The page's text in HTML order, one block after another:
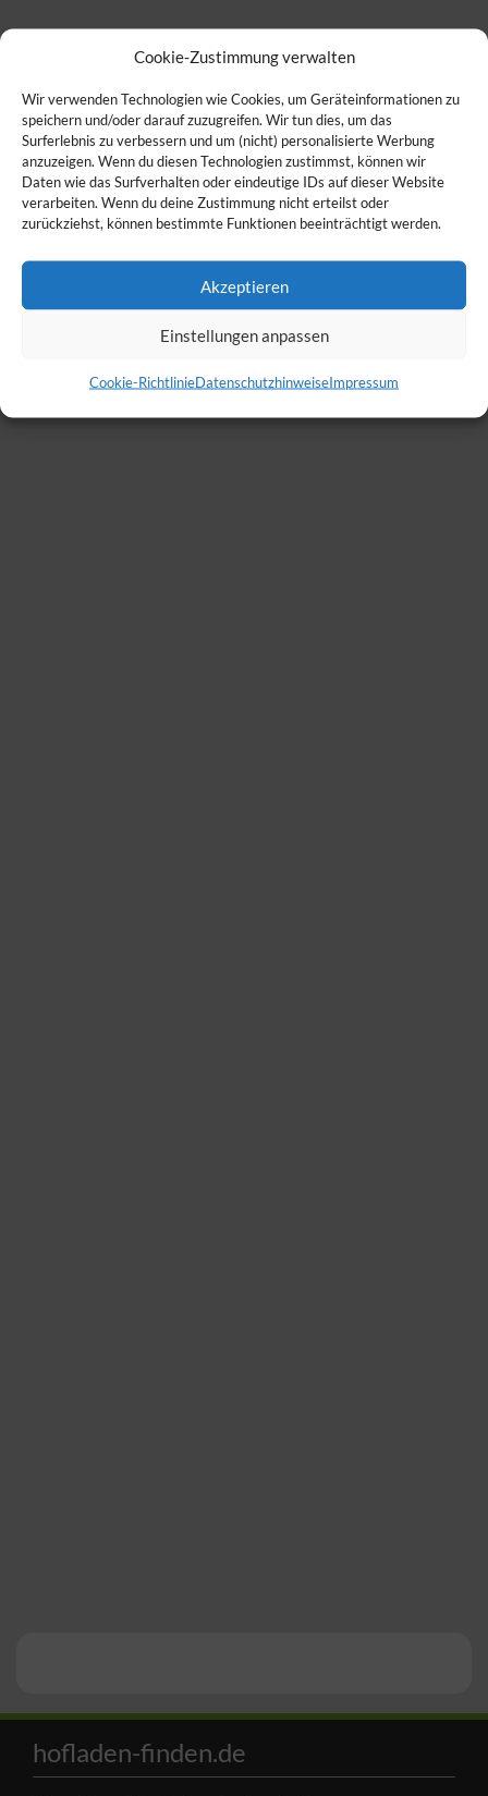
Cookie-Zustimmung verwalten
Wir verwenden Technologien wie Cookies, um Geräteinformationen zu
speichern und/oder darauf zuzugreifen. Wir tun dies, um das
Surferlebnis zu verbessern und um (nicht) personalisierte Werbung
anzuzeigen. Wenn du diesen Technologien zustimmst, können wir
Daten wie das Surfverhalten oder eindeutige IDs auf dieser Website
verarbeiten. Wenn du deine Zustimmung nicht erteilst oder
zurückziehst, können bestimmte Funktionen beeinträchtigt werden.
Akzeptieren
Einstellungen anpassen
Cookie-RichtlinieDatenschutzhinweiseImpressum
hofladen-finden.de